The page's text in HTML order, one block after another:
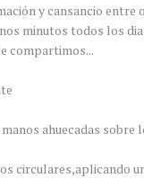
y cansancio entre
minutos todos los
compartimos...
ahuecadas sobre
circulares,aplicando